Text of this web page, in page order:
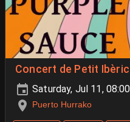
Concert de Petit
Saturday, Jul 11,
Puerto Hurrako